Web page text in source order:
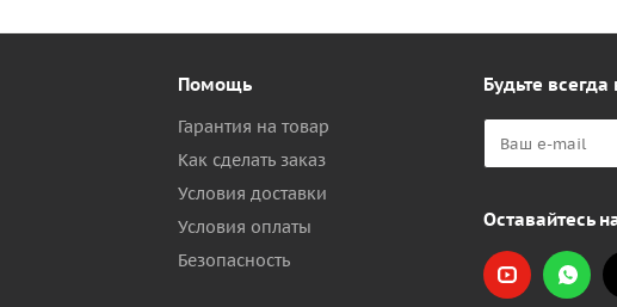
Помощь
Гарантия на товар
Как сделать заказ
Условия доставки
Условия оплаты
Безопасность
Будьте всегда
Оставайтесь